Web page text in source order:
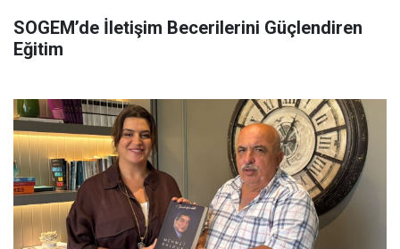
SOGEM’de İletişim Becerilerini Güçlendiren
Eğitim